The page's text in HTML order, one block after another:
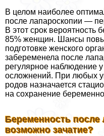
В целом наиболее
после лапароскопии —
В этот срок вероятность
85% женщин. Шансы
подготовке женского
забеременела после
регулярное наблюдение
осложнений. При любых
родов назначается
на сохранение
Беременность после
возможно зачатие?